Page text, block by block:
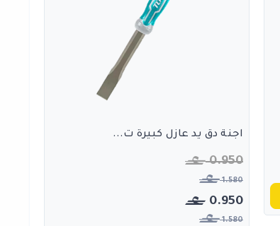
اجنة دق يد عازل كبيرة ت...
0.950
1.580
0.950
1.580